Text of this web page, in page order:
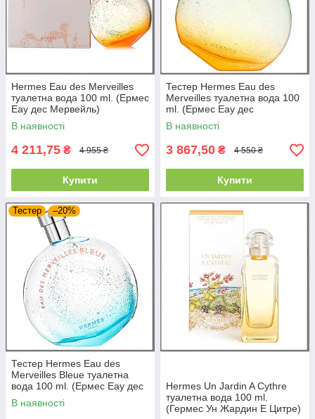
Hermes Eau des Merveilles
туалетна вода 100 ml. (Ермес
Еау дес Мервейль)
В наявності
4 211,75 ₴ 4 955 ₴
Купити
Тестер Hermes Eau des
Merveilles туалетна вода 100
ml. (Ермес Еау дес
Мервейль)
В наявності
3 867,50 ₴ 4 550 ₴
Купити
Тестер –20%
Тестер Hermes Eau des
Merveilles Bleue туалетна
вода 100 ml. (Ермес Еау дес
Мервейль Блу)
В наявності
Hermes Un Jardin A Cythre
туалетна вода 100 ml.
(Гермес Ун Жардин Е Цитре)